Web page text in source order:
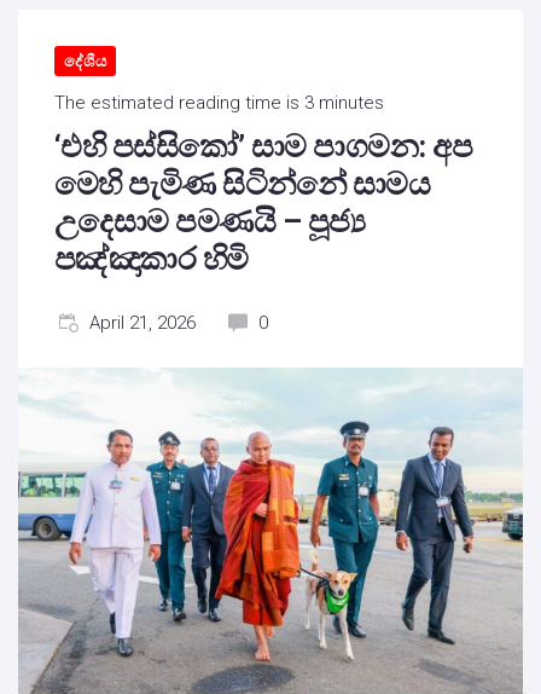
දේශීය
The estimated reading time is 3 minutes
‘එහි පස්සිකෝ’ සාම පාගමන: අප
මෙහි පැමිණ සිටින්නේ සාමය
උදෙසාම පමණයි – පූජ්‍ය
පඤ්ඤාකාර හිමි
April 21, 2026 0